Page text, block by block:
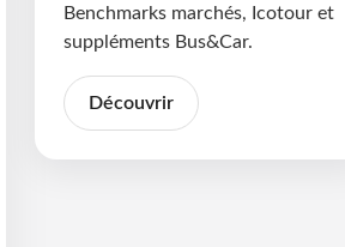
Benchmarks marchés, Icotour et
suppléments Bus&Car.
Découvrir